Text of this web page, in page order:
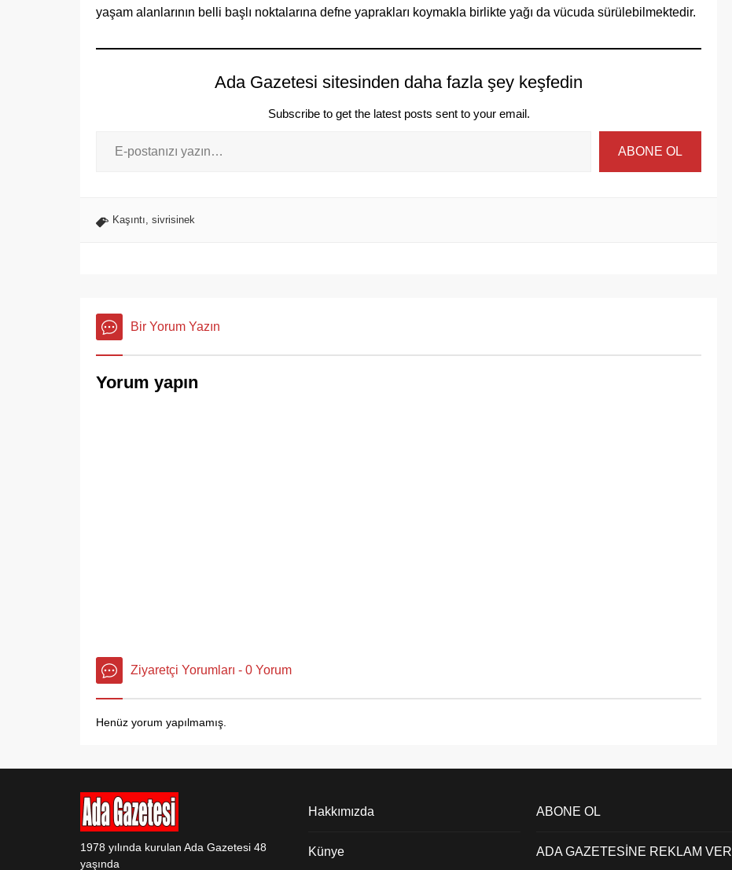
yaşam alanlarının belli başlı noktalarına defne yaprakları koymakla birlikte yağı da vücuda sürülebilmektedir.
Ada Gazetesi sitesinden daha fazla şey keşfedin
Subscribe to get the latest posts sent to your email.
ABONE OL
Kaşıntı, sivrisinek
Bir Yorum Yazın
Yorum yapın
Ziyaretçi Yorumları - 0 Yorum
Henüz yorum yapılmamış.
1978 yılında kurulan Ada Gazetesi 48
yaşında
Hakkımızda
Künye
ABONE OL
ADA GAZETESİNE REKLAM VER